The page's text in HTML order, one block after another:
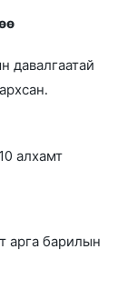
давалгаатай
алхамт
арга барилын